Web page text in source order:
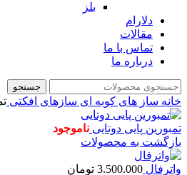
بلز
دلارام
مقالات
تماس با ما
درباره ما
جستجو
خانه ساز های کوبه ای سازهای افکتی
تمبورین پایی دوتایی ناموجود
بازگشت به محصولات
واترفال 3.500.000 تومان